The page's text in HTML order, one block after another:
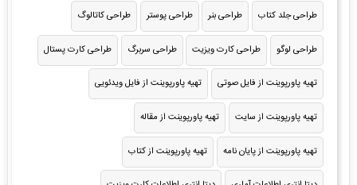
طراحی جلد کتاب طراحی بنر طراحی پوستر طراحی کاتالوگ
طراحی لوگو طراحی کارت ویزیت طراحی سربرگ طراحی کارت پستال
تهیه پاورپوینت از فایل صوتی تهیه پاورپوینت از فایل ویدئویی
تهیه پاورپوینت از سایت تهیه پاورپوینت از مقاله
تهیه پاورپوینت از پایان نامه تهیه پاورپوینت از کتاب